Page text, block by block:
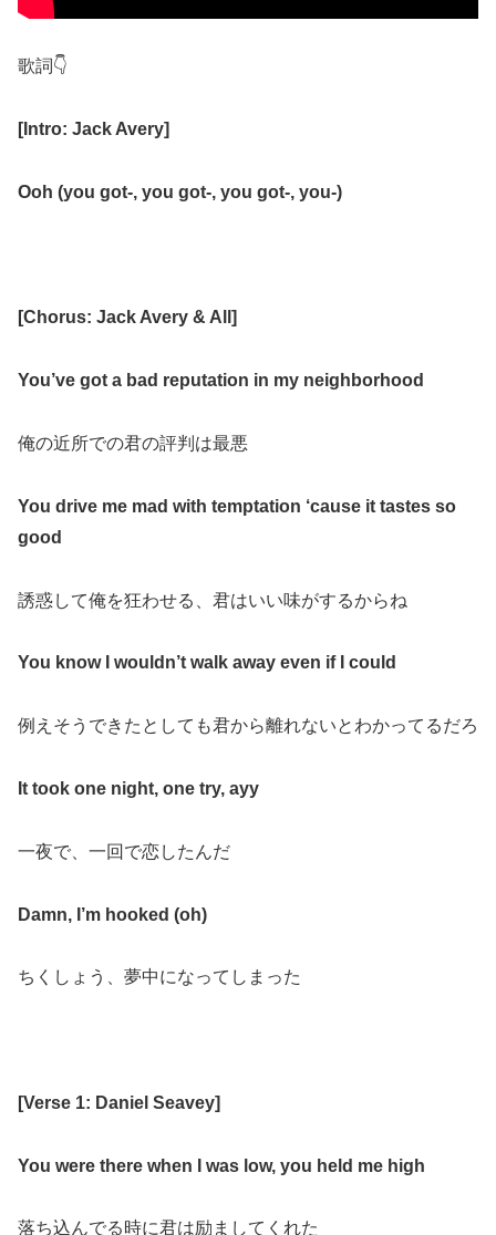
歌詞👇
[Intro: Jack Avery]
Ooh (you got-, you got-, you got-, you-)
[Chorus: Jack Avery & All ]
You’ve got a bad reputation in my neighborhood
俺の近所での君の評判は最悪
You drive me mad with temptation ‘cause it tastes so
good
誘惑して俺を狂わせる、君はいい味がするからね
You know I wouldn’t walk away even if I could
例えそうできたとしても君から離れないとわかってるだろ
It took one night, one try, ayy
一夜で、一回で恋したんだ
Damn, I’m hooked (oh)
ちくしょう、夢中になってしまった
[Verse 1: Daniel Seavey]
You were there when I was low, you held me high
落ち込んでる時に君は励ましてくれた